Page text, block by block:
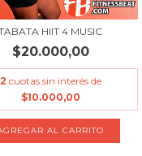
HIIT 4 MUSIC
$20.000,00
2 cuotas sin interés de
$10.000,00